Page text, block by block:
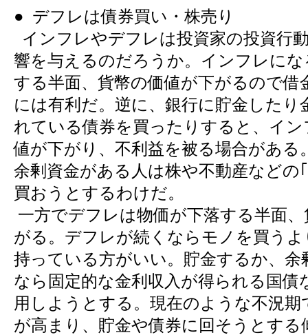
● デフレは債券買い・株売り
インフレやデフレは投資家の投資行
響を与えるのだろうか。インフレに
する半面、貨幣の価値が下がるので借
には有利だ。逆に、銀行に貯金したり
れている債券を買ったりすると、イ
値が下がり、不利益を被る場合がある
余剰資金がある人は株や不動産などの
買おうとするわけだ。
一方でデフレは物価が下落する半面
がる。デフレが続くならモノを買う
持っている方がいい。貯金するか、余
なら固定的な金利収入が得られる国債
用しようとする。現在のような不況期
が高まり、貯金や債券に回そうとする